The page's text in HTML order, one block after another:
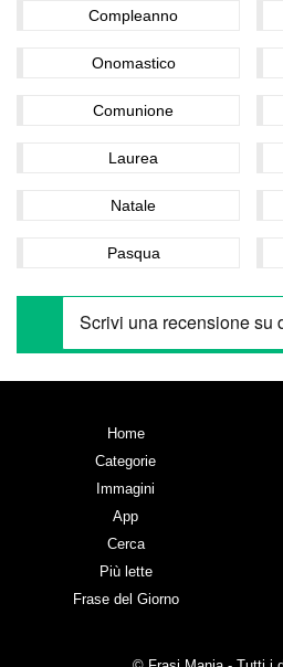
Compleanno
Onomastico
Comunione
Laurea
Natale
Pasqua
Home
Categorie
Immagini
App
Cerca
Più lette
Frase del Giorno